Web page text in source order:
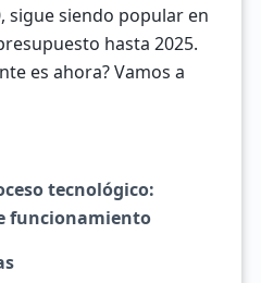
sigue siendo popular en
hasta 2025.
es ahora? Vamos a
tecnológico:
funcionamiento